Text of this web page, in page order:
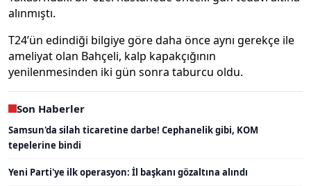
alınmıştı.
T24’ün edindiği bilgiye göre daha önce aynı gerekçe ile
ameliyat olan Bahçeli, kalp kapakçığının
yenilenmesinden iki gün sonra taburcu oldu.
Son Haberler
Samsun'da silah ticaretine darbe! Cephanelik gibi, KOM
tepelerine bindi
Yeni Parti'ye ilk operasyon: İl başkanı gözaltına alındı